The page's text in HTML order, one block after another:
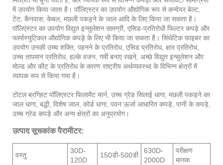
में उपयोग किया जाता है। पॉलिएस्टर का उपयोग औद्योगिक रूप से कन्वेयर बेल्ट,
टेंट, कैनवास, केबल, मछली पकड़ने के जाल आदि के लिए किया जा सकता है।
पॉलिएस्टर का उपयोग विद्युत इन्सुलेशन सामग्री, एसिड-प्रतिरोधी फिल्टर कपड़े और
फार्मास्युटिकल औद्योगिक कपड़े के लिए भी किया जा सकता है। सिंथेटिक फाइबर का
उपयोग उनकी उच्च शक्ति, पहनने के प्रतिरोध, एसिड प्रतिरोध, क्षार प्रतिरोध,
उच्च तापमान प्रतिरोध, हल्के वजन, गर्मी बनाए रखने, अच्छे विद्युत इन्सुलेशन और
मोल्ड और कीट के प्रतिरोध के कारण राष्ट्रीय अर्थव्यवस्था के विभिन्न क्षेत्रों में
व्यापक रूप से किया गया है।
टोटल ब्रगिहट पॉलिएस्टर फिलामेंट यार्न, उच्च ग्रेड सिलाई धागा, मछली पकड़ने का
जाल धागा, बद्धी, विशेष जाल, कोर्ड धागा, पवन ऊर्जा आधारित कपड़े, पानी के कपड़े,
उच्च ग्रेड कपड़े और अन्य क्षेत्रों का अनुप्रयोग।
उत्पाद सूचकांक पैरामीटर:
वस्तु
30D-
120D
150डी-500डी
630D-
2000D
परीक्षण
मानक